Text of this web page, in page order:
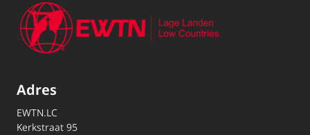
Adres
EWTN.LC
Kerkstraat 95